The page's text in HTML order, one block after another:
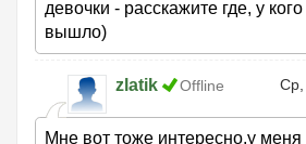
девочки - расскажите где, у
вышло)
zlatik Offline Ср,
Мне вот тоже интересно,у